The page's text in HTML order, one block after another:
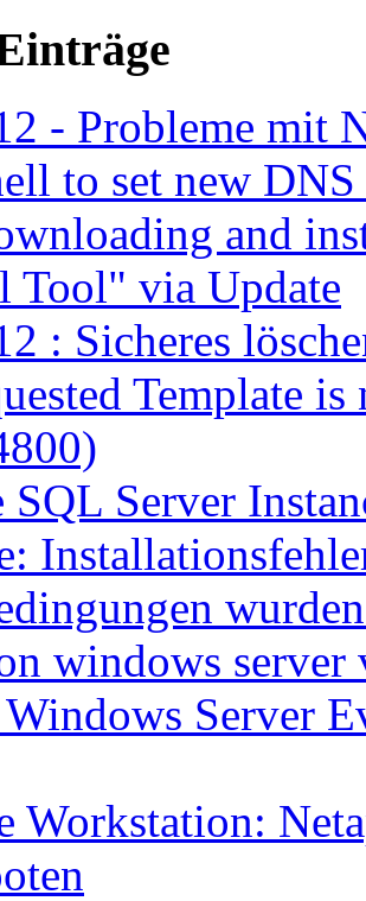
- Probleme mit
to set new
and
Tool" via Update
: Sicheres
Template
SQL Server
windows server
Server
Workstation: